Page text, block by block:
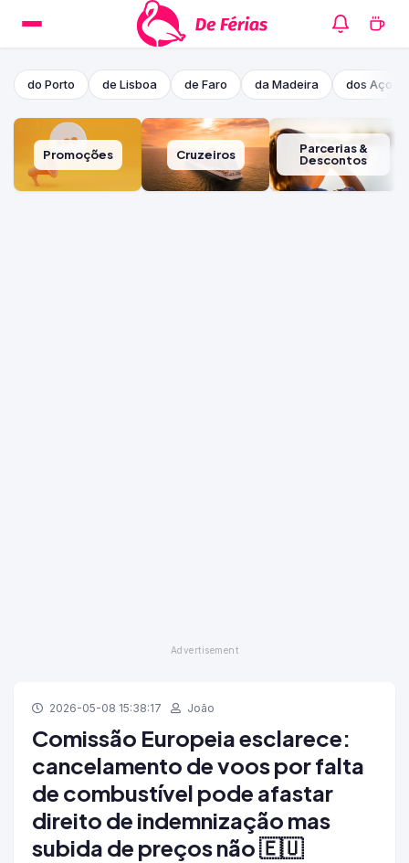
do Porto de Lisboa de Faro da Madeira dos
Promoções Cruzeiros
Parcerias &
Descontos
2026-05-08 15:38:17 João
Comissão Europeia esclarece:
cancelamento de voos por falta
de combustível pode afastar
direito de indemnização mas
subida de preços não 🇪🇺